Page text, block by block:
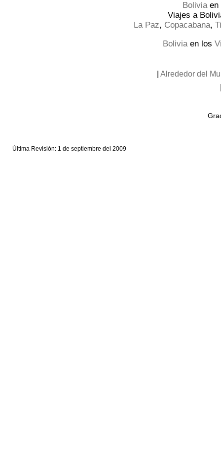
Boliviaen
Viajes a
La Paz, Copacabana,
Boliviaen los
Alrededor del
Última Revisión: 1 de septiembre del 2009